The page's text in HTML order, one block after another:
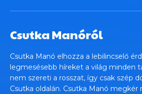
Csutka Manóról
Csutka Manó elhozza a lebilincselő
legmesésebb híreket a világ minden
nem szereti a rosszat, így csak szép
Csutka oldalán. Csutka Manó megkér